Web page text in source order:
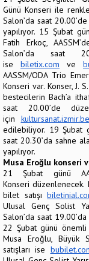
Günü Konseri ile
Salon’da saat
yapılıyor. 15 Şubat
Fatih Erkoç,
Salon’da saat
ise biletix.com ve
AASSM/ODA Trio
Konseri var. Konser, J.
bestecilerin Bach’a
saat 20.00’de
için
edilebiliyor. 19 Şubat
saat 20.30’da sahne
yapılıyor.
Musa Eroğlu konseri
21 Şubat günü
Konseri düzenlenecek.
bilet satışı
Ulusal Genç Solist
Salon’da saat
22 Şubat günü önemli
Musa Eroğlu, Büyük
satışları ise